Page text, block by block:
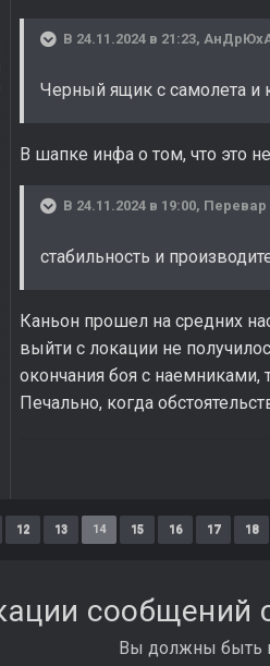
В 24.11.2024 в 21:23,
Черный ящик с самолета и
В шапке инфа о том, что это
В 24.11.2024 в 19:00, Перевар
стабильность и
Каньон прошел на средних
выйти с локации не
окончания боя с наемниками,
Печально, когда
12 13 14 15 16 17 18
сообщений
Вы должны быть